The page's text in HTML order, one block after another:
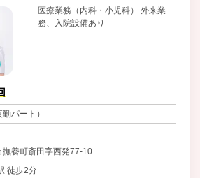
医療業務（内科・小児科） 外来業
務、入院設備あり
パート）
撫養町斎田字西発77-10
徒歩2分